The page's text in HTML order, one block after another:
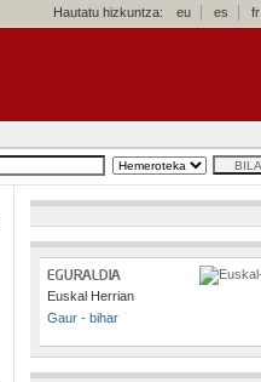
Hautatu hizkuntza: eu es fr
Euskal Herrian
Gaur - bihar